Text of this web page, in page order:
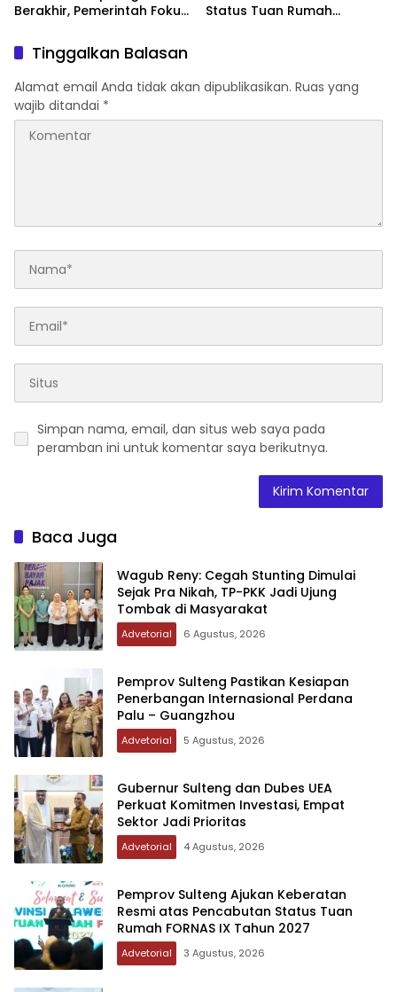
Berakhir, Pemerintah Fokus
Status Tuan Rumah
Tinggalkan Balasan
Alamat email Anda tidak akan dipublikasikan. Ruas yang
wajib ditandai *
Simpan nama, email, dan situs web saya pada
peramban ini untuk komentar saya berikutnya.
Baca Juga
Wagub Reny: Cegah Stunting Dimulai
Sejak Pra Nikah, TP-PKK Jadi Ujung
Tombak di Masyarakat
Advetorial 6 Agustus, 2026
Pemprov Sulteng Pastikan Kesiapan
Penerbangan Internasional Perdana
Palu – Guangzhou
Advetorial 5 Agustus, 2026
Gubernur Sulteng dan Dubes UEA
Perkuat Komitmen Investasi, Empat
Sektor Jadi Prioritas
Advetorial 4 Agustus, 2026
Pemprov Sulteng Ajukan Keberatan
Resmi atas Pencabutan Status Tuan
Rumah FORNAS IX Tahun 2027
Advetorial 3 Agustus, 2026